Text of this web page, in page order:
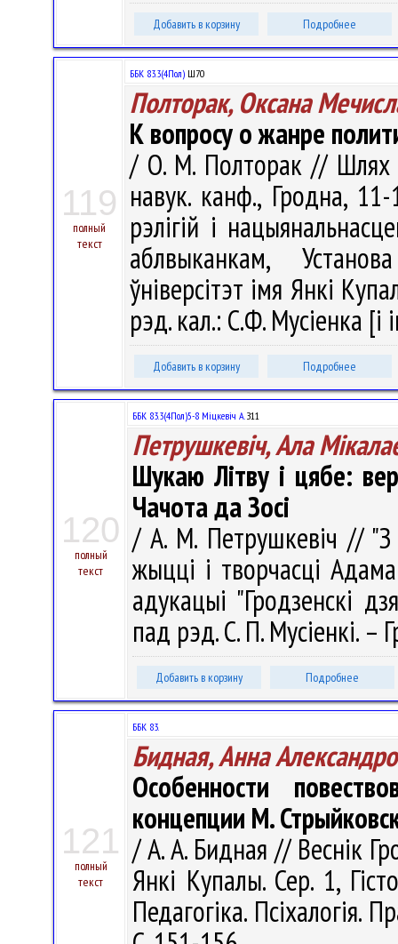
Добавить в корзину Подробнее
119
полный
текст
ББК 83.3(4Пол) Ш70
Полторак, Оксана
К вопросу о жанре
/ О. М. Полторак // Шлях
навук. канф., Гродна,
рэлігій і
аблвыканкам,
ўніверсітэт імя Янкі
рэд. кал.: С.Ф. Мусіенка
Добавить в корзину Подробнее
120
полный
текст
ББК 83.3(4Пол)5-8 Міцкевіч А.З11
Петрушкевіч, Ала
Шукаю Літву і цябе:
Чачота да Зосі
/ А. М. Петрушкевіч // "З
жыцці і творчасці
адукацыі "Гродзенскі
пад рэд. С. П. Мусіенкі.
Добавить в корзину Подробнее
121
полный
текст
ББК 83.
Бидная, Анна
Особенности
концепции М.
/ А. А. Бидная // Веснік
Янкі Купалы. Сер. 1,
Педагогіка. Псіхалогія.